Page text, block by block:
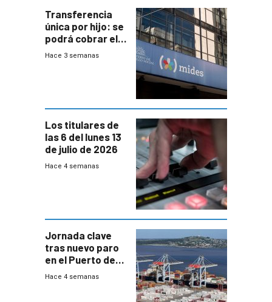
Transferencia
única por hijo: se
podrá cobrar el
100% en efectivo
Hace 3 semanas
Los titulares de
las 6 del lunes 13
de julio de 2026
Hace 4 semanas
Jornada clave
tras nuevo paro
en el Puerto de
Montevideo
Hace 4 semanas